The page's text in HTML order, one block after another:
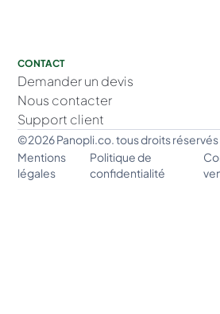
CONTACT
Demander un devis
Nous contacter
Support client
©2026 Panopli.co. tous droits réservés
Mentions
légales
Politique de
confidentialité